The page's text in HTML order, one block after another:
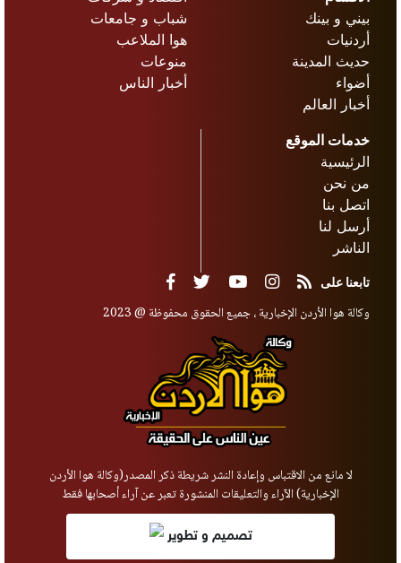
بيني و بينك
أردنيات
حديث المدينة
أضواء
أخبار العالم
شباب و جامعات
هوا الملاعب
منوعات
أخبار الناس
خدمات الموقع
الرئيسية
من نحن
اتصل بنا
أرسل لنا
الناشر
تابعنا على
وكالة هوا الأردن الإخبارية ، جميع الحقوق محفوظة @ 2023
لا مانع من الاقتباس وإعادة النشر شريطة ذكر المصدر(وكالة هوا الأردن
الإخبارية) الآراء والتعليقات المنشورة تعبر عن آراء أصحابها فقط
تصميم و تطوير